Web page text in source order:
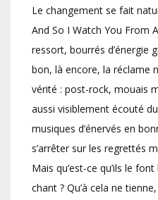
Le changement se fait
And So I Watch You From
ressort, bourrés d’énergie
bon, là encore, la réclame
vérité : post-rock, mouais
aussi visiblement écouté
musiques d’énervés en
s’arrêter sur les regrettés
Mais qu’est-ce qu’ils le
chant ? Qu’à cela ne